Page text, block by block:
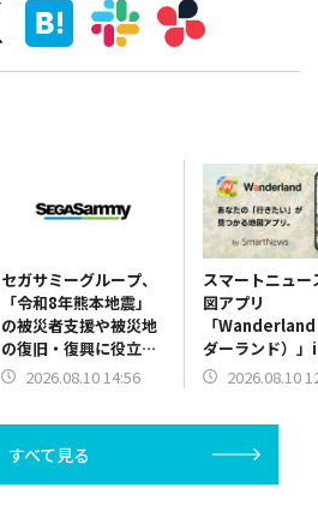
セガサミーグループ、
「令和8年熊本地震」
の被災者支援や被災地
の復旧・復興に役立て
てもらうためグループ
2026.08.10 14:56
スマートニュー
図アプリ
「
ダーランド）」
をリリース…AI
2026.08.10
すべて見る